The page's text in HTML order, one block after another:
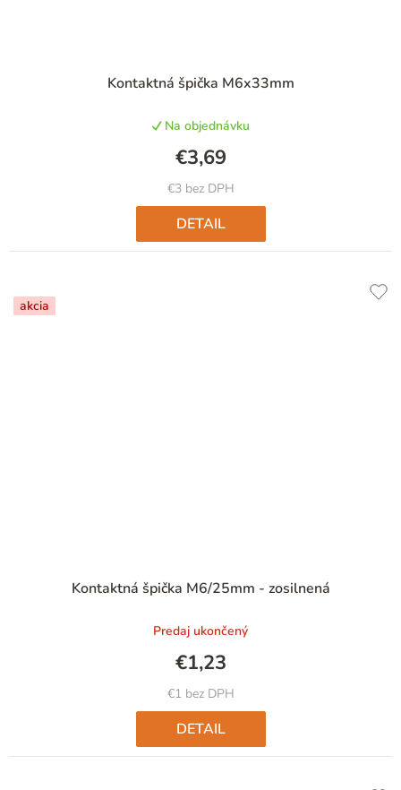
Kontaktná špička M6x33mm
hodnotenie
je
5,0
z
5
hviezdičiek.
Na objednávku
€3 bez DPH
€3,69
DETAIL
akcia
Kontaktná špička M6/25mm - zosilnená
hodnotenie
je
5,0
z
5
hviezdičiek.
Predaj ukončený
€1 bez DPH
€1,23
DETAIL